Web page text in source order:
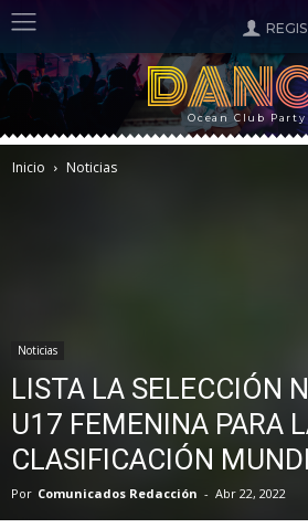
Ocean Club Party
Inicio Noticias
Noticias
LISTA LA SELECCIÓN
U17 FEMENINA PARA
CLASIFICACIÓN
Por Comunicados Redacción - Abr 22, 2022